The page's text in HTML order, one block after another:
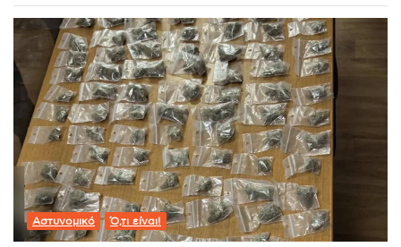
Αστυνομικό Ό,τι είναι!